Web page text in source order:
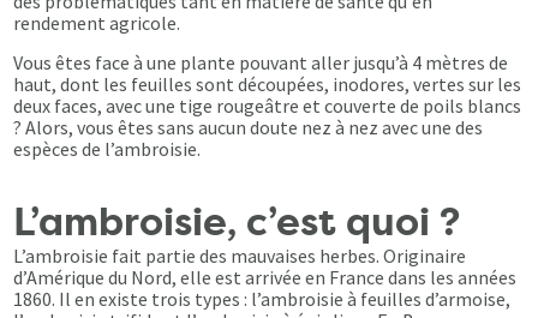
rendement agricole.
Vous êtes face à une plante pouvant aller jusqu’à 4 mètres de
haut, dont les feuilles sont découpées, inodores, vertes sur les
deux faces, avec une tige rougeâtre et couverte de poils blancs
? Alors, vous êtes sans aucun doute nez à nez avec une des
espèces de l’ambroisie.
L’ambroisie, c’est quoi ?
L’ambroisie fait partie des mauvaises herbes. Originaire
d’Amérique du Nord, elle est arrivée en France dans les années
1860. Il en existe trois types : l’ambroisie à feuilles d’armoise,